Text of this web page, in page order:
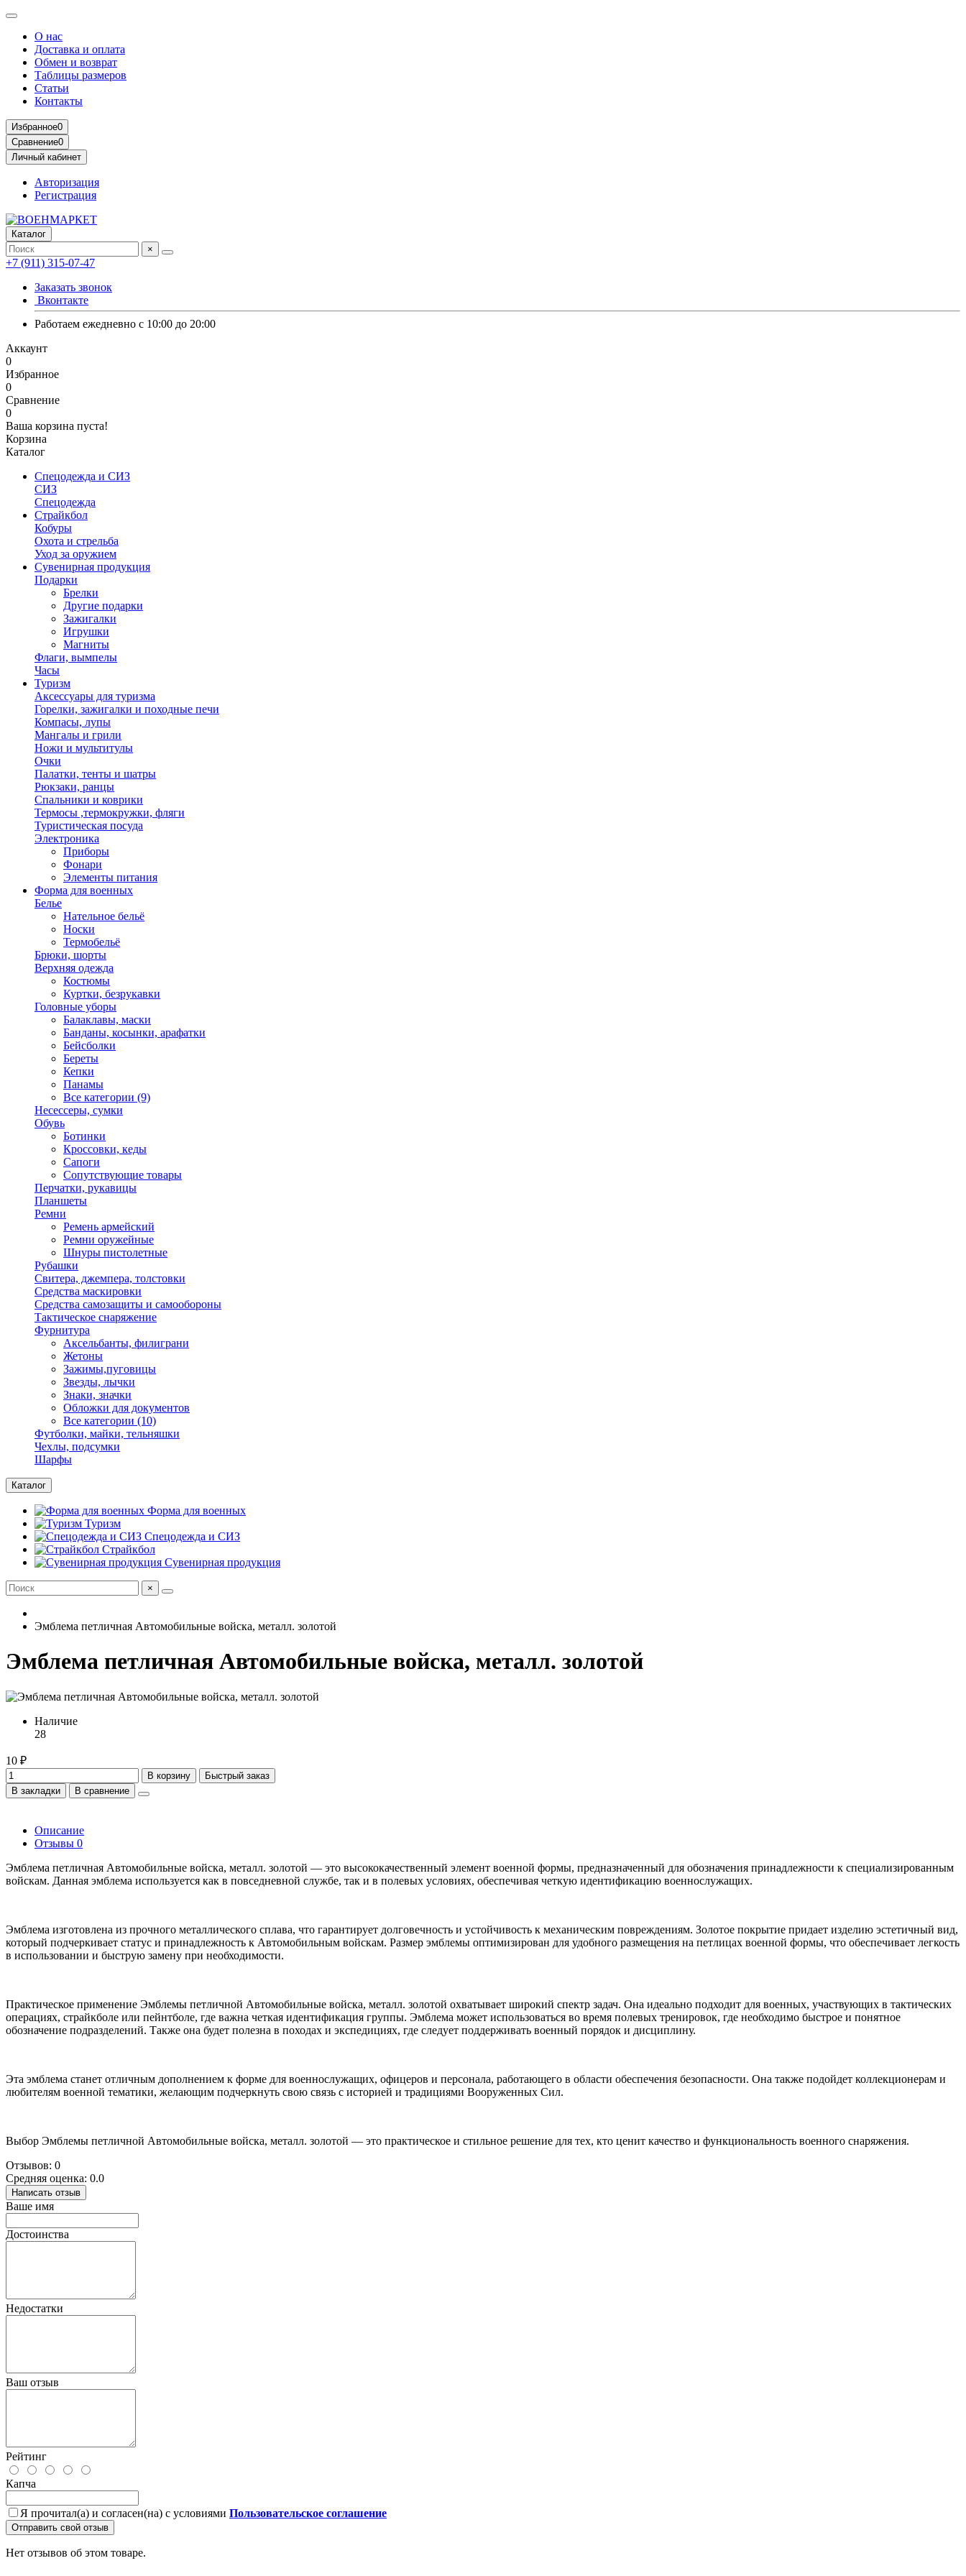
О нас
Доставка и оплата
Обмен и возврат
Таблицы размеров
Статьи
Контакты
Избранное0
Сравнение0
Личный кабинет
Авторизация
Регистрация
Каталог
×
+7 (911) 315-07-47
Заказать звонок
Вконтакте
Работаем ежедневно с 10:00 до 20:00
Аккаунт
0
Избранное
0
Сравнение
0
Ваша корзина пуста!
Корзина
Каталог
Спецодежда и СИЗ
СИЗ
Спецодежда
Страйкбол
Кобуры
Охота и стрельба
Уход за оружием
Сувенирная продукция
Подарки
Брелки
Другие подарки
Зажигалки
Игрушки
Магниты
Флаги, вымпелы
Часы
Туризм
Аксессуары для туризма
Горелки, зажигалки и походные печи
Компасы, лупы
Мангалы и грили
Ножи и мультитулы
Очки
Палатки, тенты и шатры
Рюкзаки, ранцы
Спальники и коврики
Термосы ,термокружки, фляги
Туристическая посуда
Электроника
Приборы
Фонари
Элементы питания
Форма для военных
Белье
Нательное бельё
Носки
Термобельё
Брюки, шорты
Верхняя одежда
Костюмы
Куртки, безрукавки
Головные уборы
Балаклавы, маски
Банданы, косынки, арафатки
Бейсболки
Береты
Кепки
Панамы
Все категории (9)
Несессеры, сумки
Обувь
Ботинки
Кроссовки, кеды
Сапоги
Сопутствующие товары
Перчатки, рукавицы
Планшеты
Ремни
Ремень армейский
Ремни оружейные
Шнуры пистолетные
Рубашки
Свитера, джемпера, толстовки
Средства маскировки
Средства самозащиты и самообороны
Тактическое снаряжение
Фурнитура
Аксельбанты, филиграни
Жетоны
Зажимы,пуговицы
Звезды, лычки
Знаки, значки
Обложки для документов
Все категории (10)
Футболки, майки, тельняшки
Чехлы, подсумки
Шарфы
Каталог
Форма для военных
Туризм
Спецодежда и СИЗ
Страйкбол
Сувенирная продукция
×
Эмблема петличная Автомобильные войска, металл. золотой
Эмблема петличная Автомобильные войска, металл. золотой
Наличие
28
10 ₽
В корзину
Быстрый заказ
В закладки
В сравнение
Описание
Отзывы 0
Эмблема петличная Автомобильные войска, металл. золотой — это высококачественный элемент военной формы, предназначенный для обозначения принадлежности к специализированным
войскам. Данная эмблема используется как в повседневной службе, так и в полевых условиях, обеспечивая четкую идентификацию военнослужащих.
Эмблема изготовлена из прочного металлического сплава, что гарантирует долговечность и устойчивость к механическим повреждениям. Золотое покрытие придает изделию эстетичный вид,
который подчеркивает статус и принадлежность к Автомобильным войскам. Размер эмблемы оптимизирован для удобного размещения на петлицах военной формы, что обеспечивает легкость
в использовании и быструю замену при необходимости.
Практическое применение Эмблемы петличной Автомобильные войска, металл. золотой охватывает широкий спектр задач. Она идеально подходит для военных, участвующих в тактических
операциях, страйкболе или пейнтболе, где важна четкая идентификация группы. Эмблема может использоваться во время полевых тренировок, где необходимо быстрое и понятное
обозначение подразделений. Также она будет полезна в походах и экспедициях, где следует поддерживать военный порядок и дисциплину.
Эта эмблема станет отличным дополнением к форме для военнослужащих, офицеров и персонала, работающего в области обеспечения безопасности. Она также подойдет коллекционерам и
любителям военной тематики, желающим подчеркнуть свою связь с историей и традициями Вооруженных Сил.
Выбор Эмблемы петличной Автомобильные войска, металл. золотой — это практическое и стильное решение для тех, кто ценит качество и функциональность военного снаряжения.
Отзывов: 0
Средняя оценка: 0.0
Написать отзыв
Ваше имя
Достоинства
Недостатки
Ваш отзыв
Рейтинг
Капча
Я прочитал(а) и согласен(на) с условиями Пользовательское соглашение
Отправить свой отзыв
Нет отзывов об этом товаре.